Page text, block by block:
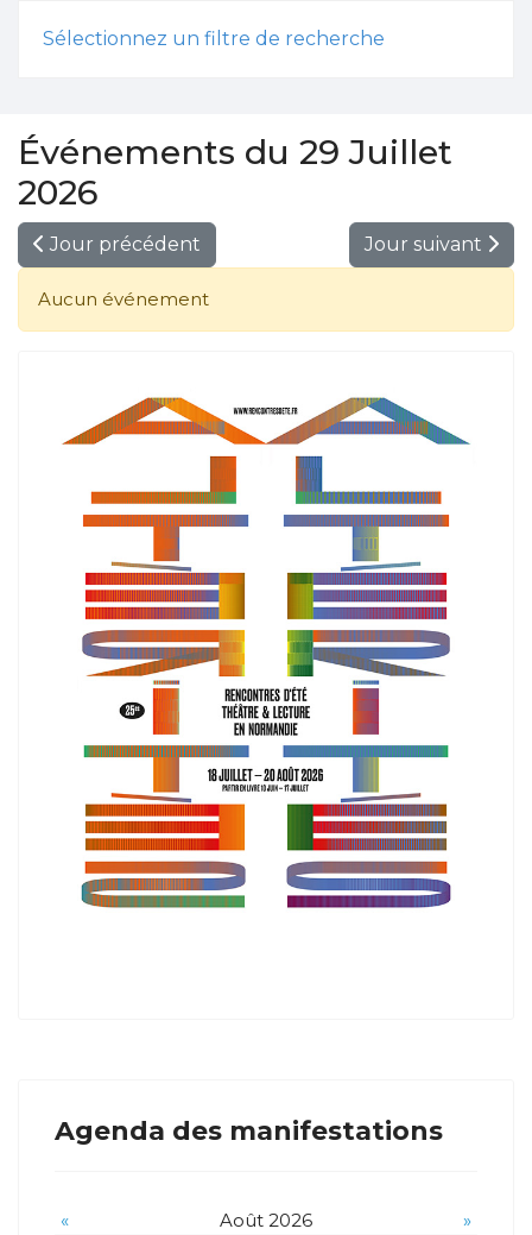
Sélectionnez un filtre de recherche
Événements du 29 Juillet
2026
Jour précédent Jour suivant
Aucun événement
Agenda des manifestations
« Août 2026 »